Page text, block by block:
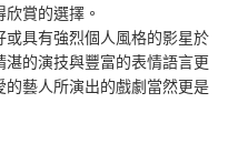
賞的選擇。
具有強烈個人風格的影星於
的演技與豐富的表情語言更
藝人所演出的戲劇當然更是